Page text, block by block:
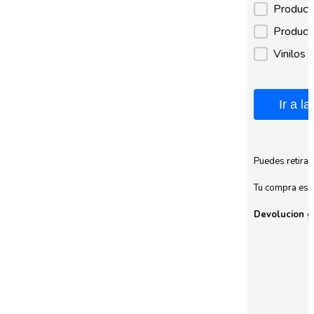
Vinilos
Ir a la
Puedes
Tu compra
Devolucion